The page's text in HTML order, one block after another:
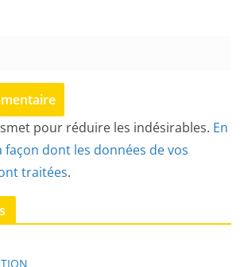
pour réduire les indésirables. En
dont les données de vos
traitées.